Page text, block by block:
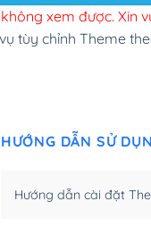
đăng web(+300,000₫)
tuỳ chọn
(+450,000₫)
xem được. Xin
tùy chỉnh Theme
HƯỚNG DẪN SỬ
Hướng dẫn cài đặt